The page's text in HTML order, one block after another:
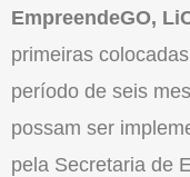
EmpreendeGO,
primeiras
período de seis
possam ser
pela Secretaria de